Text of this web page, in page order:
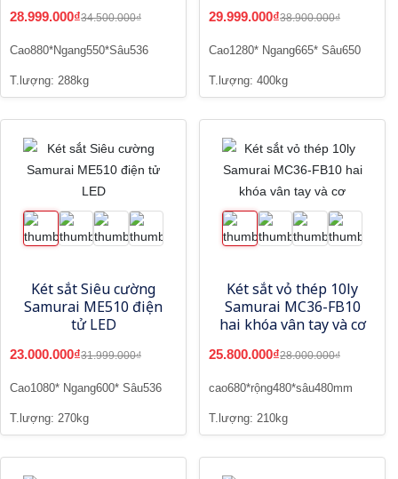
28.999.000₫34.500.000₫
Cao880*Ngang550*Sâu536
T.lượng: 288kg
29.999.000₫38.900.000₫
Cao1280* Ngang665* Sâu650
T.lượng: 400kg
Két sắt Siêu cường
Samurai ME510 điện
tử LED
23.000.000₫31.999.000₫
Cao1080* Ngang600* Sâu536
T.lượng: 270kg
Két sắt vỏ thép 10ly
Samurai MC36-FB10
hai khóa vân tay và cơ
25.800.000₫28.000.000₫
cao680*rộng480*sâu480mm
T.lượng: 210kg